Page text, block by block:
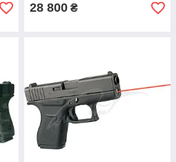
28 800 ₴